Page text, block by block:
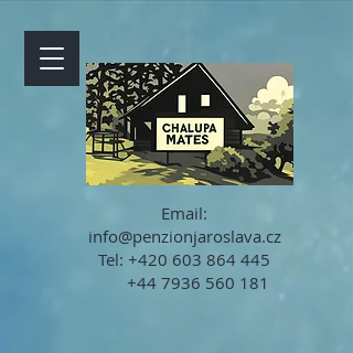
Email:
info@penzionjaroslava.cz
Tel: +420 603 864 445
+44 7936 560 181